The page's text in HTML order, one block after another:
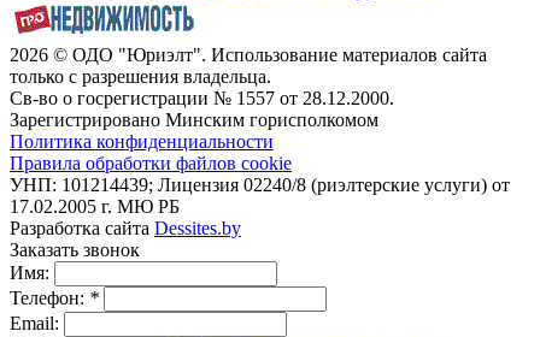
2026 © ОДО "Юриэлт". Использование материалов сайта
только с разрешения владельца.
Св-во о госрегистрации № 1557 от 28.12.2000.
Зарегистрировано Минским горисполкомом
Политика конфиденциальности
Правила обработки файлов cookie
УНП: 101214439; Лицензия 02240/8 (риэлтерские услуги) от
17.02.2005 г. МЮ РБ
Разработка сайта Dessites.by
Заказать звонок
Имя:
Телефон: *
Email: